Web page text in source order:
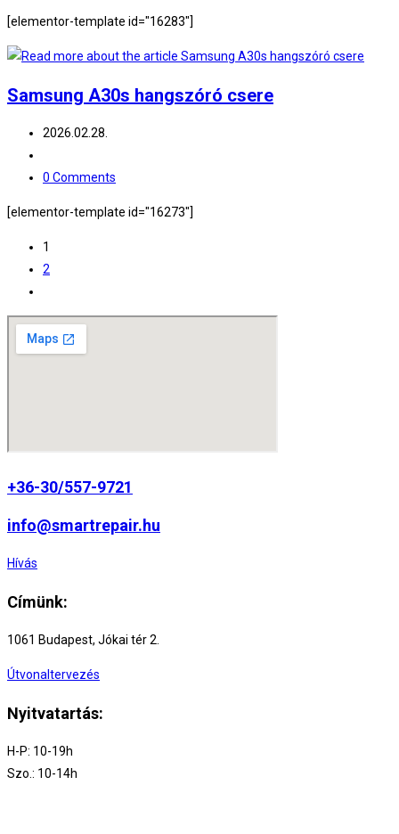
[elementor-template id="16283"]
Samsung A30s hangszóró csere
Post
2026.02.28.
category:
Post
0 Comments
[elementor-template id="16273"]
1
2
to
the
next
+36-30/557-9721
info@smartrepair.hu
Hívás
Címünk:
1061 Budapest, Jókai tér 2.
Útvonaltervezés
Nyitvatartás:
H-P: 10-19h
Szo.: 10-14h